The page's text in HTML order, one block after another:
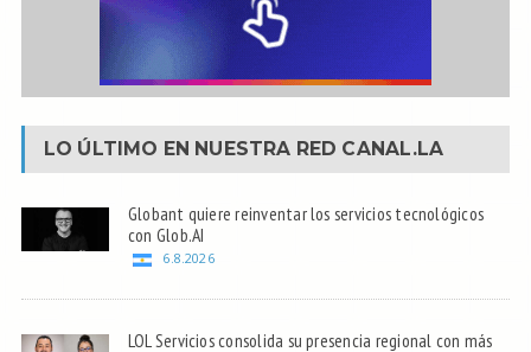
LO ÚLTIMO EN NUESTRA RED CANAL.LA
Globant quiere reinventar los servicios tecnológicos
con Glob.AI
6.8.2026
LOL Servicios consolida su presencia regional con más